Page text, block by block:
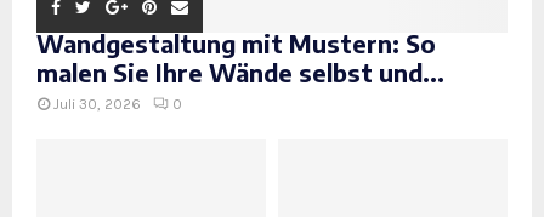
Wandgestaltung mit Mustern: So
malen Sie Ihre Wände selbst und...
Juli 30, 2026 0